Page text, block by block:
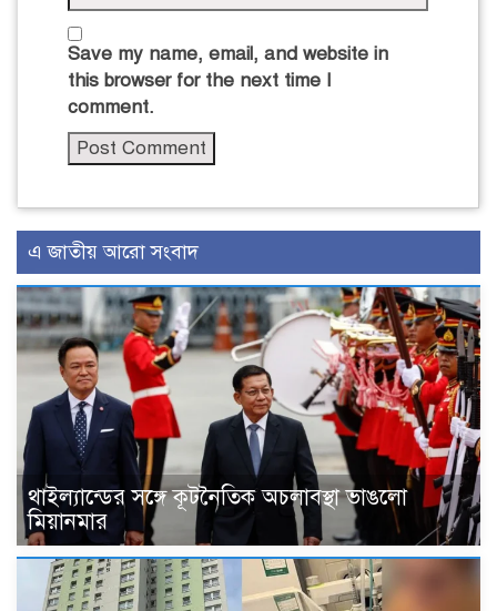
Save my name, email, and website in
this browser for the next time I
comment.
এ জাতীয় আরো সংবাদ
থাইল্যান্ডের সঙ্গে কূটনৈতিক অচলাবস্থা ভাঙলো
মিয়ানমার